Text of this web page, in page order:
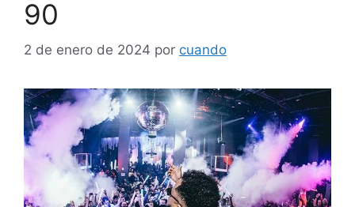
90
2 de enero de 2024 por cuando